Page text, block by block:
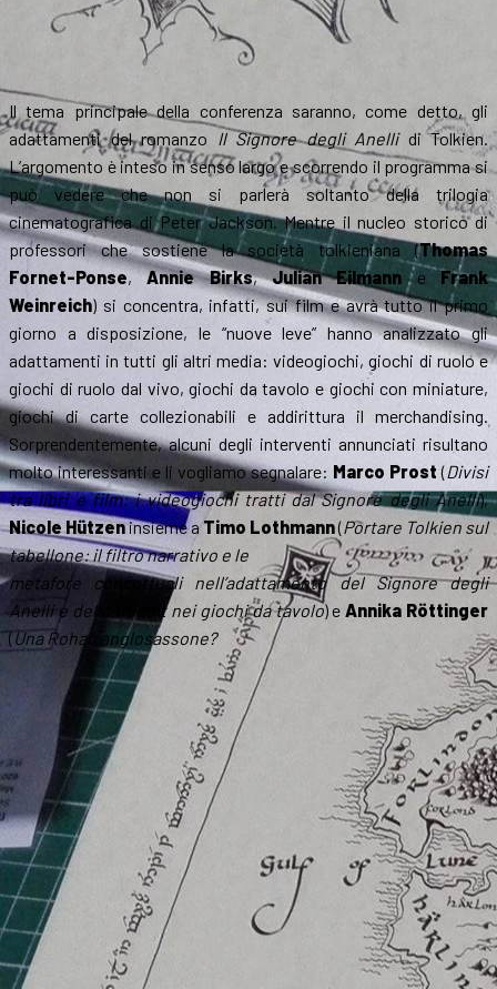
Il tema principale della conferenza saranno, come detto, gli
adattamenti del romanzo
Il Signore degli Anellidi Tolkien.
L’argomento è inteso in senso largo e scorrendo il programma si
può vedere che non si parlerà soltanto della trilogia
cinematografica di Peter Jackson. Mentre il nucleo storico di
professori che sostiene la società tolkieniana (Thomas
Fornet-Ponse,Annie Birks,Julian Eilmann eFrank
Weinreich) si concentra, infatti, sui film e avrà tutto il primo
giorno a disposizione, le “nuove leve” hanno analizzato gli
adattamenti in tutti gli altri media: videogiochi, giochi di ruolo e
giochi di ruolo dal vivo, giochi da tavolo e giochi con miniature,
giochi di carte collezionabili e addirittura il merchandising.
Sorprendentemente, alcuni degli interventi annunciati risultano
molto interessanti e li vogliamo segnalare: Marco Prost (Divisi
tra libri e film: i videogiochi tratti dal Signore degli Anelli),
Nicole Hützeninsieme aTimo Lothmann(Portare Tolkien sul
tabellone: il filtro narrativo e le
metafore concettuali nell’adattamento del Signore degli
Anelli e dello Hobbit nei giochi da tavolo) eAnnika Röttinger
(Una Rohan anglosassone?